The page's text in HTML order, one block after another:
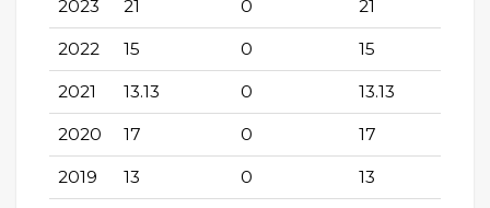
2023 21 0 21
2022 15 0 15
2021 13.13 0 13.13
2020 17 0 17
2019 13 0 13